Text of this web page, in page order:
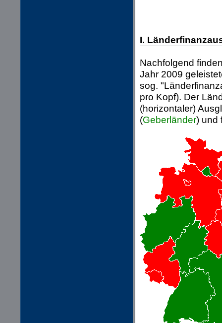
I.
Nachfolgend
Jahr 2009
sog.
pro Kopf). Der
(horizontaler)
(Geberländer) und